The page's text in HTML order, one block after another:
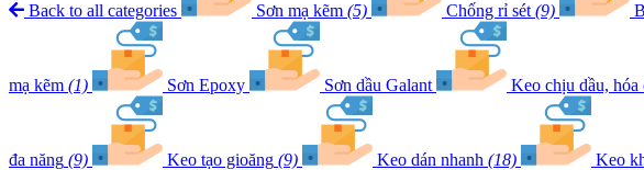
Back to all categories Sơn mạ kẽm (5) Chống rỉ sét (9)
mạ kẽm (1) Sơn Epoxy Sơn dầu Galant Keo chịu dầu, hóa
đa năng (9) Keo tạo gioăng (9) Keo dán nhanh (18) Keo